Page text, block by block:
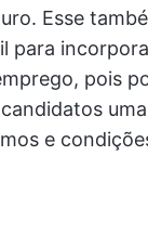
Esse
para
pois
e